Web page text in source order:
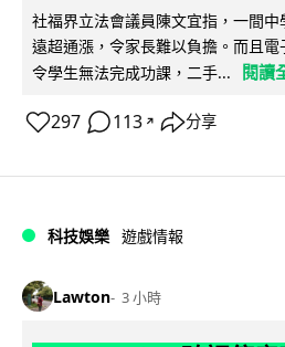
社福界立法會議員陳文宜指，一間
遠超通漲，令家長難以負擔。而且電
令學生無法完成功課，二手...
閱讀
297 113 ↗ 分享
科技娛樂 遊戲情報
Lawton 3 小時